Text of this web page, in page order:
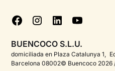
Corporate
Gestionar cookies
BUENCOCO S.L.U.
domiciliada en Plaza Catalunya 1,
Barcelona 08002© Buencoco 2026